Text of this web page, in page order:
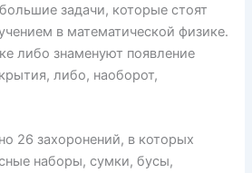
задачи, которые стоят
в математической физике.
либо знаменуют появление
либо, наоборот,
26 захоронений, в которых
наборы, сумки, бусы,